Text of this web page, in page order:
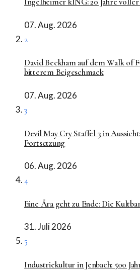
07. Aug. 2026
2
David Beckham auf dem Walk of
bitterem Beigeschmack
07. Aug. 2026
3
Devil May Cry Staffel 3 in
Fortsetzung
06. Aug. 2026
4
Eine Ära geht zu Ende: Die
31. Juli 2026
5
Industriekultur in Jenbach: 500